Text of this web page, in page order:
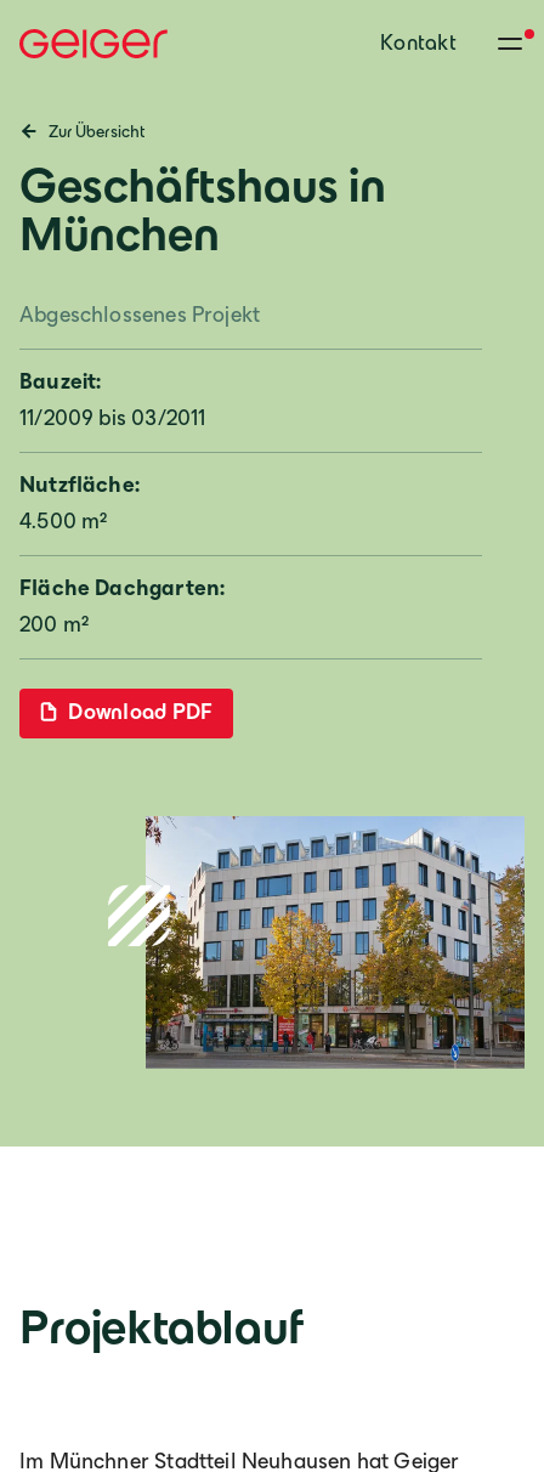
Kontakt
Zur Übersicht
Geschäftshaus in
München
Abgeschlossenes Projekt
Bauzeit:
11/2009 bis 03/2011
Nutzfläche:
4.500 m²
Fläche Dachgarten:
200 m²
Download PDF
Projektablauf
Im Münchner Stadtteil Neuhausen hat Geiger
Deutschland
Deutsch
Österreich
Italia
Italiano
România